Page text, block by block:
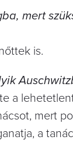
mert
is.
a
mert
a